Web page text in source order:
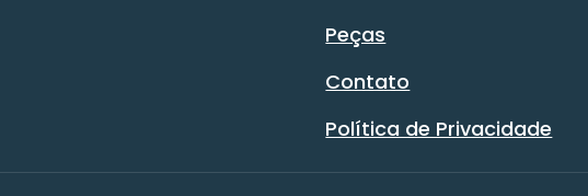
Peças
Contato
Política de Privacidade